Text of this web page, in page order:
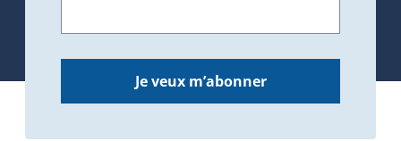
Je veux m’abonner